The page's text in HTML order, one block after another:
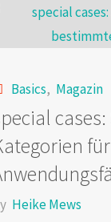
Basics, Magazin
Heike Mews